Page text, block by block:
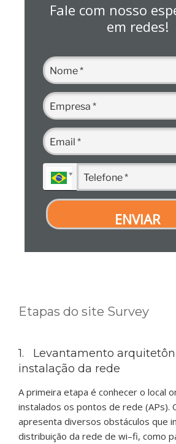
Fale com nosso
em redes!
ENVIAR
Etapas do site Survey
1. Levantamento
instalação da rede
A primeira etapa é conhecer o local
instalados os pontos de rede (APs).
apresenta diversos obstáculos que
distribuição da rede de wi–fi, como